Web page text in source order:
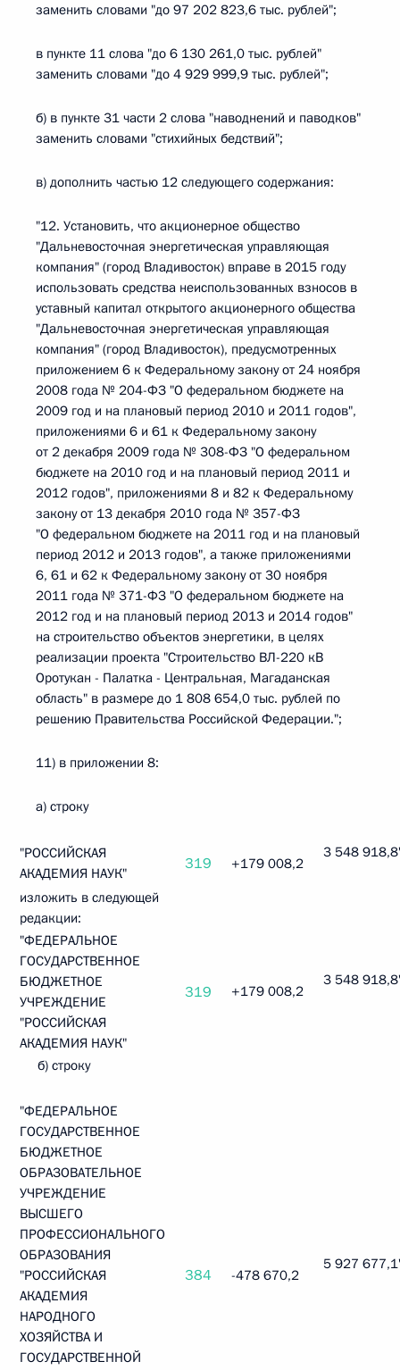
заменить словами "до 97 202 823,6 тыс. рублей";
в пункте 11 слова "до 6 130 261,0 тыс. рублей"
заменить словами "до 4 929 999,9 тыс. рублей";
б) в пункте 31 части 2 слова "наводнений и паводков"
заменить словами "стихийных бедствий";
в) дополнить частью 12 следующего содержания:
"12. Установить, что акционерное общество
"Дальневосточная энергетическая управляющая
компания" (город Владивосток) вправе в 2015 году
использовать средства неиспользованных взносов в
уставный капитал открытого акционерного общества
"Дальневосточная энергетическая управляющая
компания" (город Владивосток), предусмотренных
приложением 6 к Федеральному закону от 24 ноября
2008 года № 204-ФЗ "О федеральном бюджете на
2009 год и на плановый период 2010 и 2011 годов",
приложениями 6 и 61 к Федеральному закону
от 2 декабря 2009 года № 308-ФЗ "О федеральном
бюджете на 2010 год и на плановый период 2011 и
2012 годов", приложениями 8 и 82 к Федеральному
закону от 13 декабря 2010 года № 357-ФЗ
"О федеральном бюджете на 2011 год и на плановый
период 2012 и 2013 годов", а также приложениями
6, 61 и 62 к Федеральному закону от 30 ноября
2011 года № 371-ФЗ "О федеральном бюджете на
2012 год и на плановый период 2013 и 2014 годов"
на строительство объектов энергетики, в целях
реализации проекта "Строительство ВЛ-220 кВ
Оротукан - Палатка - Центральная, Магаданская
область" в размере до 1 808 654,0 тыс. рублей по
решению Правительства Российской Федерации.";
11) в приложении 8:
а) строку
"РОССИЙСКАЯ
АКАДЕМИЯ НАУК"
319 +179 008,2
3 548
изложить в следующей
редакции:
"ФЕДЕРАЛЬНОЕ
ГОСУДАРСТВЕННОЕ
БЮДЖЕТНОЕ
УЧРЕЖДЕНИЕ
"РОССИЙСКАЯ
АКАДЕМИЯ НАУК"
319 +179 008,2
3 548
б) строку
"ФЕДЕРАЛЬНОЕ
ГОСУДАРСТВЕННОЕ
БЮДЖЕТНОЕ
ОБРАЗОВАТЕЛЬНОЕ
УЧРЕЖДЕНИЕ
ВЫСШЕГО
ПРОФЕССИОНАЛЬНОГО
ОБРАЗОВАНИЯ
"РОССИЙСКАЯ
АКАДЕМИЯ
НАРОДНОГО
ХОЗЯЙСТВА И
ГОСУДАРСТВЕННОЙ
384 -478 670,2
5 927